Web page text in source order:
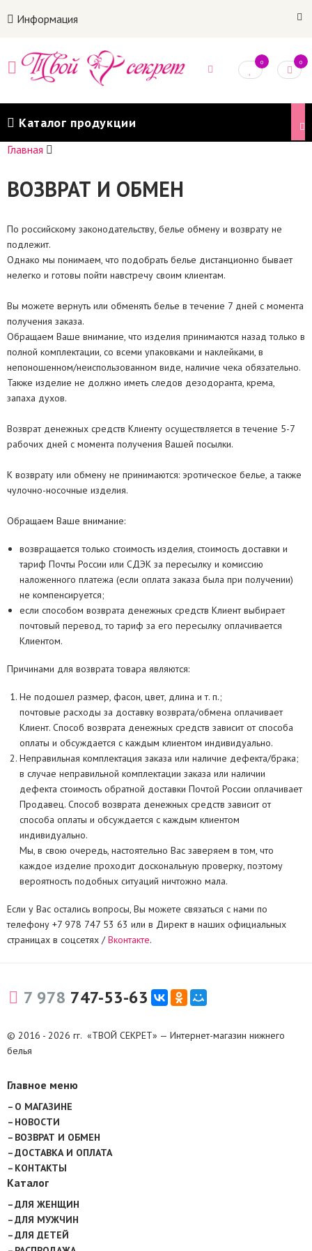
Информация
0 0
Каталог продукции
Главная
ВОЗВРАТ И ОБМЕН
По российскому законодательству, белье обмену и возврату не
подлежит.
Однако мы понимаем, что подобрать белье дистанционно бывает
нелегко и готовы пойти навстречу своим клиентам.
Вы можете вернуть или обменять белье в течение 7 дней с момента
получения заказа.
Обращаем Ваше внимание, что изделия принимаются назад только в
полной комплектации, со всеми упаковками и наклейками, в
непоношенном/неиспользованном виде, наличие чека обязательно.
Также изделие не должно иметь следов дезодоранта, крема,
запаха духов.
Возврат денежных средств Клиенту осуществляется в течение 5-7
рабочих дней с момента получения Вашей посылки.
К возврату или обмену не принимаются: эротическое белье, а также
чулочно-носочные изделия.
Обращаем Ваше внимание:
возвращается только стоимость изделия, стоимость доставки и
тариф Почты России или СДЭК за пересылку и комиссию
наложенного платежа (если оплата заказа была при получении)
не компенсируется;
если способом возврата денежных средств Клиент выбирает
почтовый перевод, то тариф за его пересылку оплачивается
Клиентом.
Причинами для возврата товара являются:
Не подошел размер, фасон, цвет, длина и т. п.;
почтовые расходы за доставку возврата/обмена оплачивает
Клиент. Способ возврата денежных средств зависит от способа
оплаты и обсуждается с каждым клиентом индивидуально.
Неправильная комплектация заказа или наличие дефекта/брака;
в случае неправильной комплектации заказа или наличии
дефекта стоимость обратной доставки Почтой России оплачивает
Продавец. Способ возврата денежных средств зависит от
способа оплаты и обсуждается с каждым клиентом
индивидуально.
Мы, в свою очередь, настоятельно Вас заверяем в том, что
каждое изделие проходит доскональную проверку, поэтому
вероятность подобных ситуаций ничтожно мала.
Если у Вас остались вопросы, Вы можете связаться с нами по
телефону +7 978 747 53 63 или в Директ в наших официальных
страницах в соцсетях /Вконтакте.
7 978 747-53-63
© 2016 - 2026 гг. «ТВОЙ СЕКРЕТ» — Интернет-магазин нижнего
белья
Главное меню
О МАГАЗИНЕ
НОВОСТИ
ВОЗВРАТ И ОБМЕН
ДОСТАВКА И ОПЛАТА
КОНТАКТЫ
Каталог
ДЛЯ ЖЕНЩИН
ДЛЯ МУЖЧИН
ДЛЯ ДЕТЕЙ